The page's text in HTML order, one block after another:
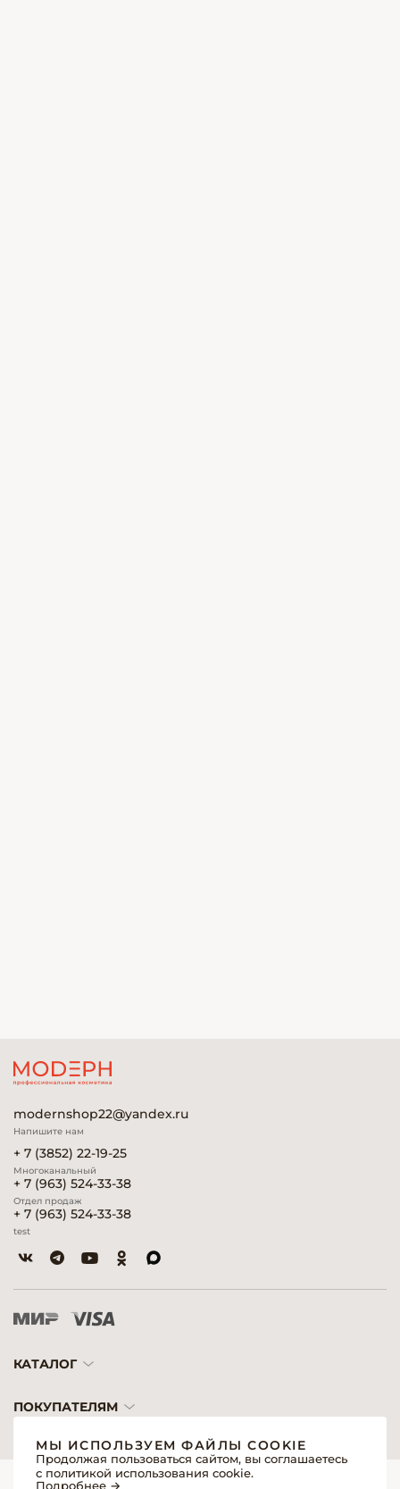
modernshop22@yandex.ru
Напишите нам
+ 7 (3852) 22-19-25
Многоканальный
+ 7 (963) 524-33-38
Отдел продаж
+ 7 (963) 524-33-38
test
КАТАЛОГ
ПОКУПАТЕЛЯМ
© 2026 «Модерн»— Косметика и оборудование для профессионалов
Создание сайтов
МЫ ИСПОЛЬЗУЕМ ФАЙЛЫ COOKIE
Продолжая пользоваться сайтом, вы соглашаетесь
с политикой использования cookie.
Подробнее →